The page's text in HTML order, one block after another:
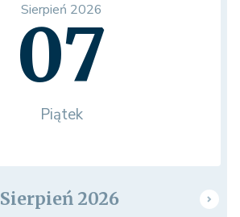
Sierpień 2026
07
Piątek
Sierpień 2026